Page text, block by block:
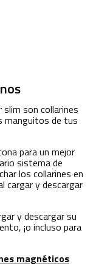
son collarines
manguitos de tus
para un mejor
sistema de
los collarines en
cargar y descargar
y descargar su
¡o incluso para
magnéticos